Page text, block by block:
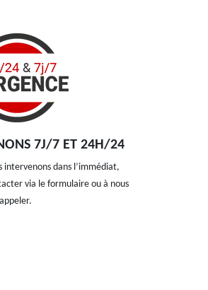
7J/7 ET 24H/24
intervenons dans l’immédiat,
via le formulaire ou à nous
appeler.